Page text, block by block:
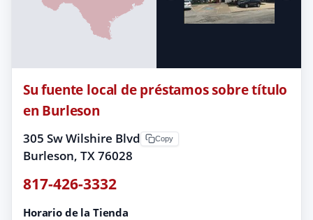
Su fuente local de préstamos sobre título
en Burleson
305 Sw Wilshire Blvd
Burleson, TX 76028
Copy
817-426-3332
Horario de la Tienda